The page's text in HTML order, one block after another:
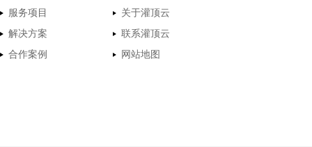
服务项目
关于灌顶云
解决方案
联系灌顶云
合作案例
网站地图